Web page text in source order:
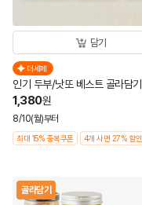
담기
더세페
인기 두부/낫또 베스트 골라담기
1,380원
8/10(월)부터
최대 15% 중복쿠폰 4개 사면 27% 할인
골라담기